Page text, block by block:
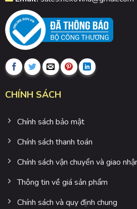
CHÍNH SÁCH
Chính sách bảo mật
Chính sách thanh toán
Chính sách vận chuyển và giao
Thông tin về giá sản phẩm
Chính sách và quy định chung